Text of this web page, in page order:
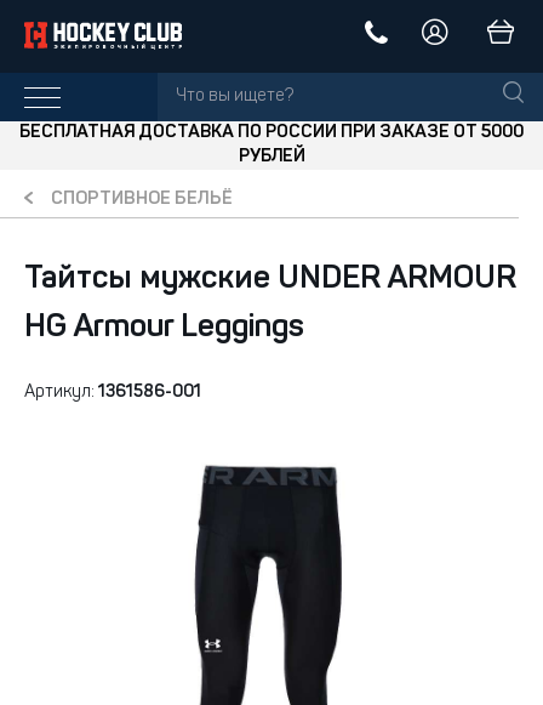
БЕСПЛАТНАЯ ДОСТАВКА ПО РОССИИ ПРИ ЗАКАЗЕ ОТ 5000
РУБЛЕЙ
СПОРТИВНОЕ БЕЛЬЁ
Тайтсы мужские UNDER ARMOUR
HG Armour Leggings
Артикул: 1361586-001